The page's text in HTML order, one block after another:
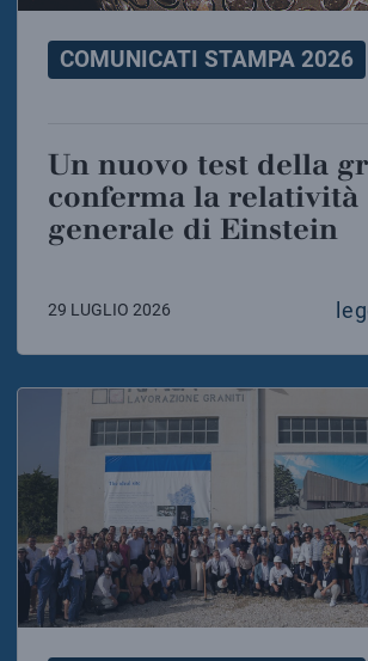
COMUNICATI STAMPA 2026
Un nuovo test della gravità
conferma la relatività
generale di Einstein
29 LUGLIO 2026